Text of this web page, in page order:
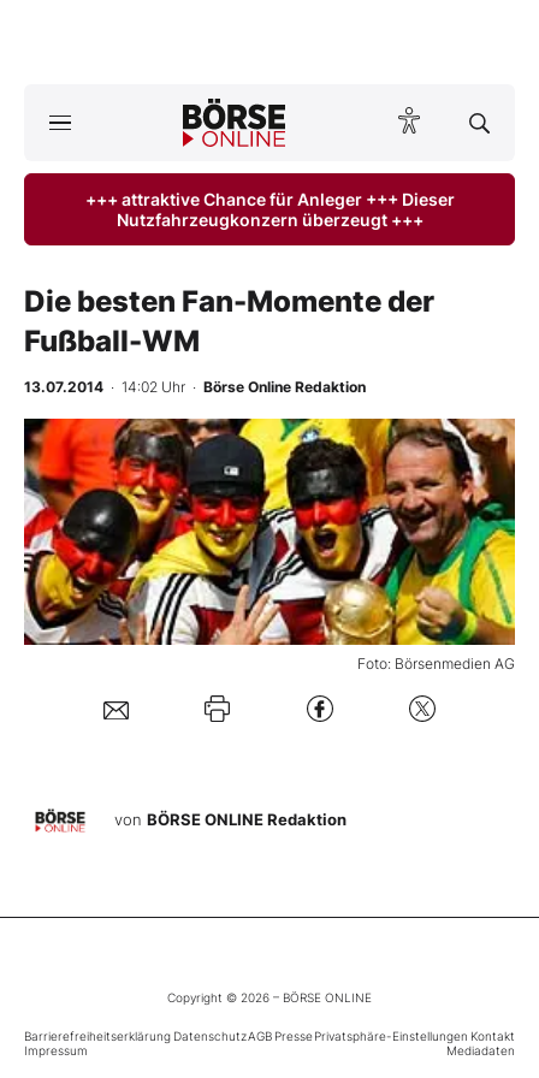
ktuelle Ausgabe BÖRSE ONLINE lesen
Finanz-Check
BO-Musterdepots
Experten
Mein B:O
Kontakt
+++ attraktive Chance für Anleger +++ Dieser
Nutzfahrzeugkonzern überzeugt +++
Die besten Fan-Momente der
Fußball-WM
13.07.2014 · 14:02 Uhr · Börse Online Redaktion
Foto: Börsenmedien AG
von BÖRSE ONLINE Redaktion
Copyright © 2026 – BÖRSE ONLINE
Barrierefreiheitserklärung DatenschutzAGB PressePrivatsphäre-Einstellungen Kontakt
Impressum
Mediadaten